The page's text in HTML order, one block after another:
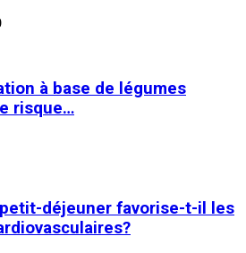
à base de légumes
risque…
déjeuner favorise-t-il les